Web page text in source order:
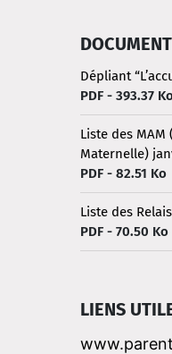
Dépliant
PDF - 393.37
Liste des MAM
Maternelle)
PDF - 82.51 Ko
Liste des
PDF - 70.50 Ko
LIENS